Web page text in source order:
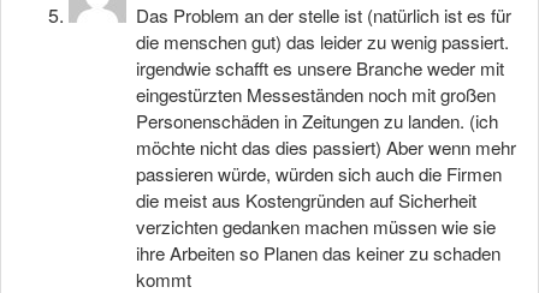
Das Problem an der stelle ist (natürlich ist es für
die menschen gut) das leider zu wenig passiert.
irgendwie schafft es unsere Branche weder mit
eingestürzten Messeständen noch mit großen
Personenschäden in Zeitungen zu landen. (ich
möchte nicht das dies passiert) Aber wenn mehr
passieren würde, würden sich auch die Firmen
die meist aus Kostengründen auf Sicherheit
verzichten gedanken machen müssen wie sie
ihre Arbeiten so Planen das keiner zu schaden
kommt